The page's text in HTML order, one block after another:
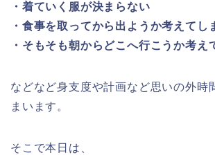
・着ていく服が決まらない
・食事を取ってから出ようか考えてし
・そもそも朝からどこへ行こうか考え
などなど身支度や計画など思いの外時
まいます。
そこで本日は、